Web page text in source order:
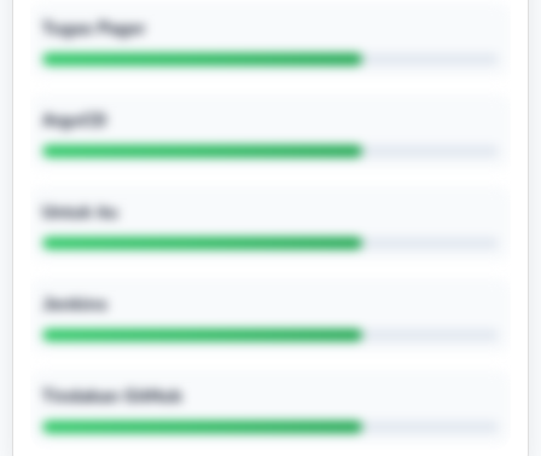
Tugas Pager
ArgoCD
Untuk itu
Jenkins
Tindakan GitHub